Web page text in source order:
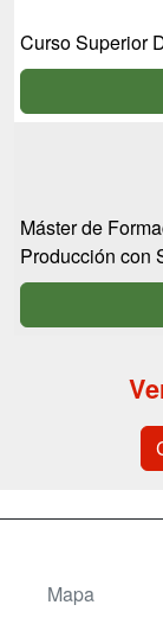
Curso Superior
Máster de
Producción con
Mapa